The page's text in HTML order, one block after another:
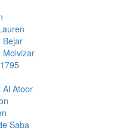
Bejar
Molvizar
Al Atoor
Saba